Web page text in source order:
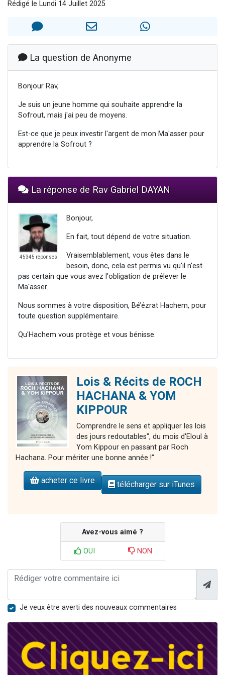
Il reste 49 places pour étudier en groupe sur Zoom
12 nouvelles musiques dans Torah-Box Music
2 personnes viennent de nous rejoindre sur WhatsApp
Rédigé le Lundi 14 Juillet 2025
La question de Anonyme
Bonjour Rav,
Je suis un jeune homme qui souhaite apprendre la
Sofrout, mais j'ai peu de moyens.
Est-ce que je peux investir l'argent de mon Ma'asser pour
apprendre la Sofrout ?
La réponse de Rav Gabriel DAYAN
45345 réponses
Bonjour,
En fait, tout dépend de votre situation.
Vraisemblablement, vous êtes dans le
besoin, donc, cela est permis vu qu'il n'est
pas certain que vous avez l'obligation de prélever le
Ma'asser.
Nous sommes à votre disposition, Bé’ézrat Hachem, pour
toute question supplémentaire.
Qu'Hachem vous protège et vous bénisse.
Lois & Récits de ROCH
HACHANA & YOM
KIPPOUR
Comprendre le sens et appliquer les lois
des jours redoutables", du mois d'Eloul à
Yom Kippour en passant par Roch
Hachana. Pour mériter une bonne année !"
acheter ce livre télécharger sur iTunes
Avez-vous aimé ?
OUI NON
Je veux être averti des nouveaux commentaires